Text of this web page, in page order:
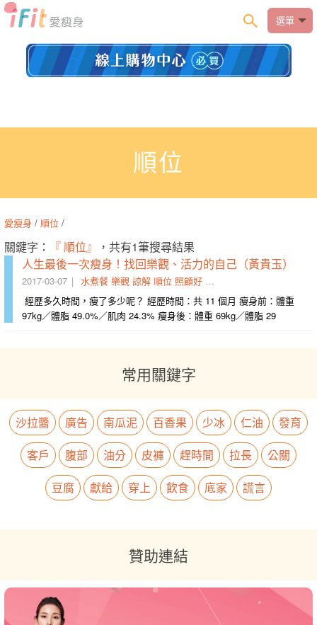
選單
順位
愛瘦身 / 順位 /
關鍵字： 『 順位』
，共有1筆搜尋結果
人生最後一次瘦身！找回樂觀、活力的自己（黃貴玉）
2017-03-07 水煮餐 樂觀 諒解 順位 照顧好 資訊
經歷多久時間，瘦了多少呢？ 經歷時間：共 11 個月 瘦身前：體重
97kg／體脂 49.0%／肌肉 24.3% 瘦身後：體重 69kg／體脂 29
常用關鍵字
沙拉醬 廣告 南瓜泥 百香果 少冰 仁油
發育
客戶
腹部 油分 皮褲 趕時間 拉長
公關
豆腐
獻給 穿上 飲食 底家 謊言
贊助連結